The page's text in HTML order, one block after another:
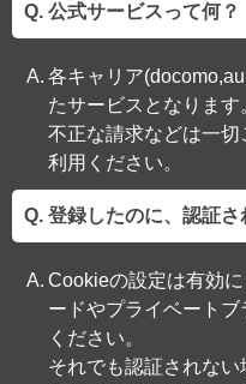
公式サービスって何？
各キャリア
たサービスとなります
不正な請求などは一
利用ください。
登録したのに、認証さ
Cookieの設定は有効
ードやプライベート
ください。
それでも認証されな